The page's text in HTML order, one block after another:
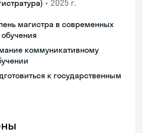
• 2025 г.
магистра в современных
коммуникативному
к государственным